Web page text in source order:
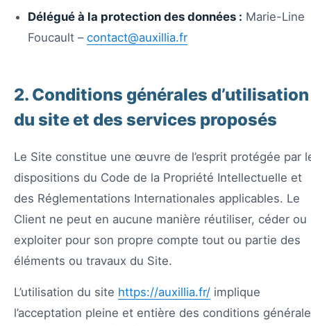
Délégué à la protection des données : Marie-Line
Foucault – contact@auxillia.fr
2. Conditions générales d’utilisation
du site et des services proposés
Le Site constitue une œuvre de l’esprit protégée par
dispositions du Code de la Propriété Intellectuelle et
des Réglementations Internationales applicables. Le
Client ne peut en aucune manière réutiliser, céder ou
exploiter pour son propre compte tout ou partie des
éléments ou travaux du Site.
L’utilisation du site https://auxillia.fr/ implique
l’acceptation pleine et entière des conditions